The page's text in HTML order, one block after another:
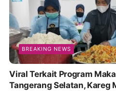
BREAKING NEWS
Viral Terkait Program
Tangerang Selatan, Kareg